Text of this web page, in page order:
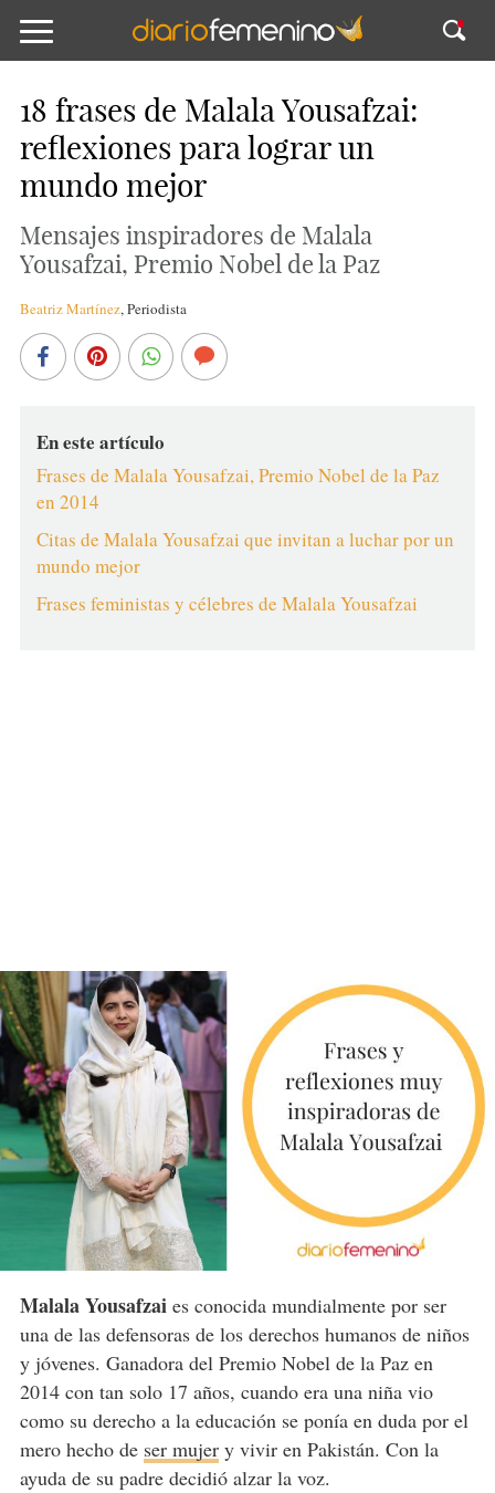
18 frases de Malala Yousafzai:
reflexiones para lograr un
mundo mejor
Mensajes inspiradores de Malala
Yousafzai, Premio Nobel de la Paz
Beatriz Martínez,Periodista
En este artículo
Frases de Malala Yousafzai, Premio Nobel de la Paz
en 2014
Citas de Malala Yousafzai que invitan a luchar por un
mundo mejor
Frases feministas y célebres de Malala Yousafzai
Malala Yousafzaies conocida mundialmente por ser
una de las defensoras de los derechos humanos de niños
y jóvenes. Ganadora del Premio Nobel de la Paz en
2014 con tan solo 17 años, cuando era una niña vio
como su derecho a la educación se ponía en duda por el
mero hecho de ser mujery vivir en Pakistán. Con la
ayuda de su padre decidió alzar la voz.